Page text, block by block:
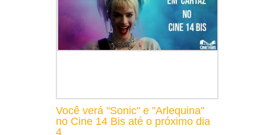
Você verá "Sonic" e "Arlequina"
no Cine 14 Bis até o próximo dia
4